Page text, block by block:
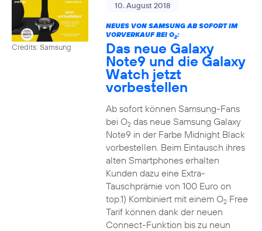
Credits: Samsung
10. August 2018
NEUES VON SAMSUNG AB SOFORT IM
VORVERKAUF BEI O2:
Das neue Galaxy
Note9 und die Galaxy
Watch jetzt
vorbestellen
Ab sofort können Samsung-Fans
bei O2das neue Samsung Galaxy
Note9 in der Farbe Midnight Black
vorbestellen. Beim Eintausch ihres
alten Smartphones erhalten
Kunden dazu eine Extra-
Tauschprämie von 100 Euro on
top.1) Kombiniert mit einem O2Free
Tarif können dank der neuen
Connect-Funktion bis zu neun